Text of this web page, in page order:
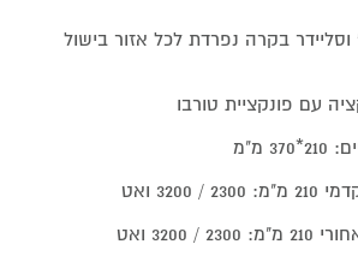
בקרה נפרדת לכל אזור בישול
עם פונקציית טורבו
ואט
ואט